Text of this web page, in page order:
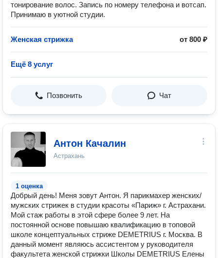
тонирование волос. Запись по номеру телефона и вотсап.
Принимаю в уютной студии.
Женская стрижка от 800 ₽
Ещё 8 услуг
Позвонить Чат
Антон Качалин
Астрахань
1 оценка
Добрый день! Меня зовут Антон. Я парикмахер женских/
мужских стрижек в студии красоты «Париж» г. Астрахани.
Мой стаж работы в этой сфере более 9 лет. На
постоянной основе повышаю квалификацию в топовой
школе концептуальных стриже DEMETRIUS г. Москва. В
данный момент являюсь ассистентом у руководителя
факультета женской стрижки Школы DEMETRIUS Елены